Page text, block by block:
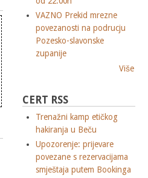
VAZNO Prekid mrezne
povezanosti na podrucju
Pozesko-slavonske
zupanije
Više
CERT RSS
Trenažni kamp etičkog
hakiranja u Beču
Upozorenje: prijevare
povezane s rezervacijama
smještaja putem Bookinga